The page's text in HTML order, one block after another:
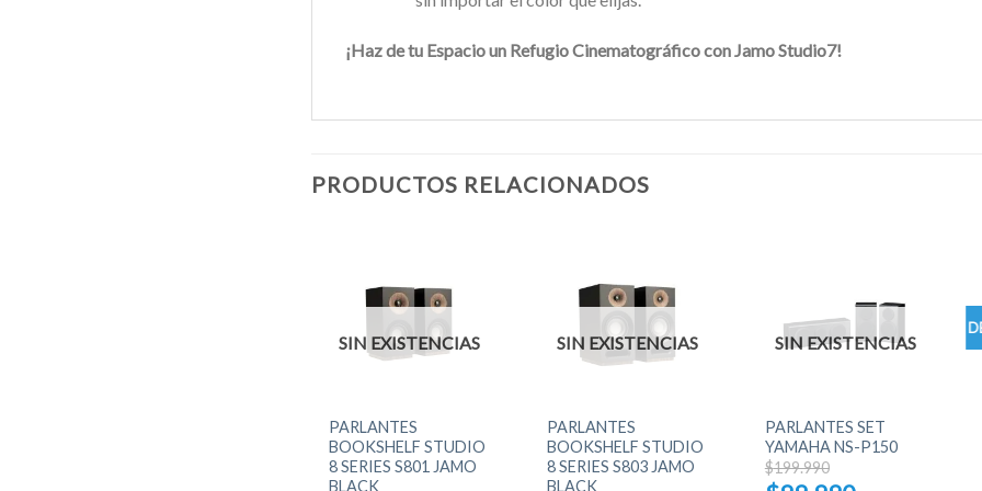
¡Haz de tu Espacio un Refugio Cinematográfico con Jamo Studio7!
PRODUCTOS RELACIONADOS
SIN EXISTENCIAS
PARLANTES
BOOKSHELF STUDIO
8 SERIES S801 JAMO
BLACK
SIN EXISTENCIAS
PARLANTES
BOOKSHELF STUDIO
8 SERIES S803 JAMO
BLACK
SIN EXISTENCIAS
PARLANTES SET
YAMAHA NS-P150
$199.990
precio